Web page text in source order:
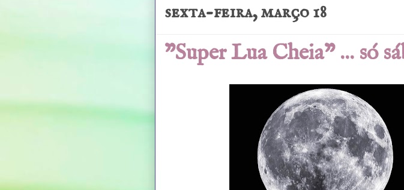
sexta-feira, março 18
"Super Lua Cheia" ... só